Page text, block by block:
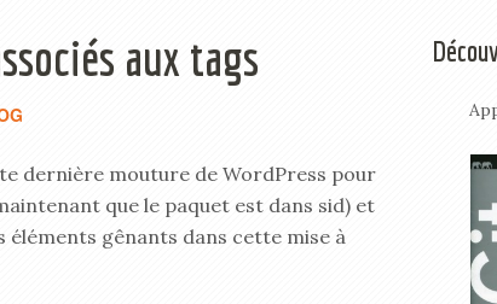
aux tags
dernière mouture de WordPress pour
que le paquet est dans sid) et
éléments gênants dans cette mise à